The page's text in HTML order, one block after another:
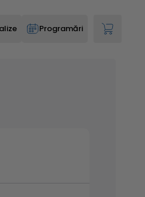
Programări